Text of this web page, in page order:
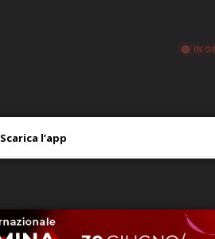
IN
Scarica l’app